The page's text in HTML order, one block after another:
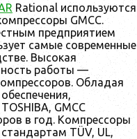
Rational используются
GMCC.
предприятием
самые современные
Высокая
работы —
Обладая
GMCC
в год. Компрессоры
TÜV, UL,